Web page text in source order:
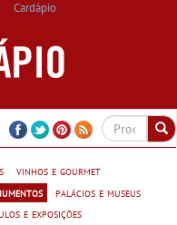
Cardápio
vinhos e gourmet
palácios e museus
e exposições